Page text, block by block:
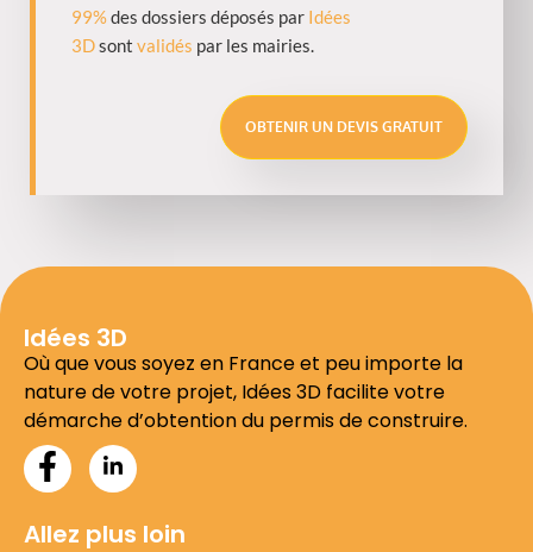
99%des dossiers déposés par Idées
3Dsont validés par les mairies.
OBTENIR UN DEVIS GRATUIT
Idées 3D
Où que vous soyez en France et peu importe la
nature de votre projet, Idées 3D facilite votre
démarche d’obtention du permis de construire.
Allez plus loin